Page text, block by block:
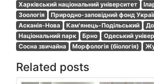
Харківський національний університет
Зоологія
Природно-заповідний фонд
Асканія-Нова
Кам'янець-Подільський
Національний парк
Брно
Одеський
Сосна звичайна
Морфологія (біологія)
Related posts